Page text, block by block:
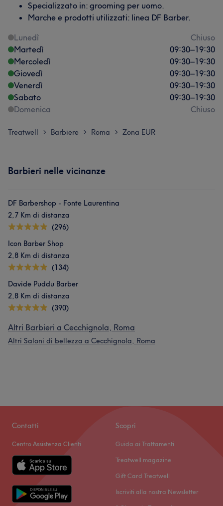
Specializzato in: grooming per uomo.
Marche e prodotti utilizzati: linea DF Barber.
Lunedì
Chiuso
Martedì
09:30–19:30
Mercoledì
09:30–19:30
Giovedì
09:30–19:30
Venerdì
09:30–19:30
Sabato
09:30–19:30
Domenica
Chiuso
Treatwell > Barbiere > Roma > Zona EUR
Barbieri nelle vicinanze
DF Barbershop - Fonte Laurentina
2,7 Km di distanza
(296)
Icon Barber Shop
2,8 Km di distanza
(134)
Davide Puddu Barber
2,8 Km di distanza
(390)
Altri Barbieri a Cecchignola, Roma
Altri Saloni di bellezza a Cecchignola, Roma
Contatti
Centro Assistenza Clienti
Scopri
Guida ai Trattamenti
Treatwell magazine
Gift Card Treatwell
Iscriviti alla nostra Newsletter